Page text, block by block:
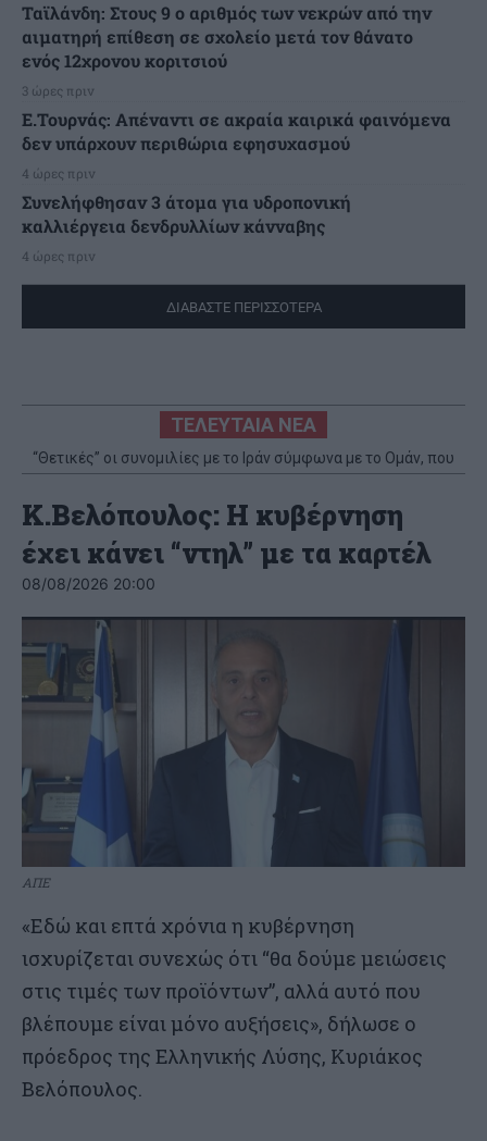
Ταϊλάνδη: Στους 9 ο αριθμός των νεκρών από την
αιματηρή επίθεση σε σχολείο μετά τον θάνατο
ενός 12χρονου κοριτσιού
3 ώρες πριν
Ε.Τουρνάς: Απέναντι σε ακραία καιρικά φαινόμενα
δεν υπάρχουν περιθώρια εφησυχασμού
4 ώρες πριν
Συνελήφθησαν 3 άτομα για υδροπονική
καλλιέργεια δενδρυλλίων κάνναβης
4 ώρες πριν
ΔΙΑΒΑΣΤΕ ΠΕΡΙΣΣΟΤΕΡΑ